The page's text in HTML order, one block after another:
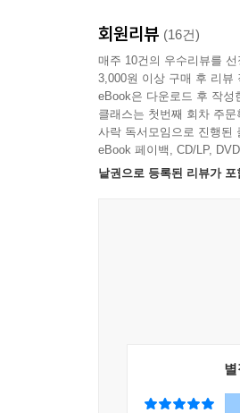
지름길이라고 강조한
있다는 것이다. 따라서
또 중요한 것은 “주식
그레이엄이 말하는 ‘현
문제 없이 수익을 창
그레이엄은 1976년
쓰인 원칙을 지킨다”
회원리뷰 (16건)
매주 10건의 우수리뷰를
3,000원 이상 구매 후 리뷰
eBook은 다운로드 후 작
클래스는 첫번째 회차 주
사락 독서모임으로 진행된
eBook 페이백, CD/LP,
낱권으로 등록된 리뷰가